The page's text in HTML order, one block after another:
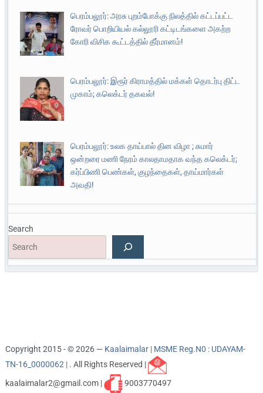
பெரம்பலூர்: அரசு புறம்போக்கு நிலத்தில் கட்டப்பட்ட
ரோவர் பொறியியல் கல்லூரி கட்டிடங்களை அகற்ற
கோரி விசிக கூட்டத்தில் தீர்மானம்!
பெரம்பலூர்: இரூர் கிராமத்தில் மக்கள் தொடர்பு திட்ட
முகாம்; கலெக்டர் தகவல்!
பெரம்பலூர்: உலக தாய்பால் தின விழா ; சுமார்
ஒன்றரை மணி நேரம் காலதாமதாக வந்த கலெக்டர்;
கர்ப்பிணி பெண்கள், குழந்தைகள், தாய்மார்கள்
அவதி!
Search
Copyright 2015 - © 2026 — Kaalaimalar | MSME Reg.N0 : UDAYAM-
TN-16_0000062 | . All Rights Reserved |
kaalaimalar2@gmail.com |
9003770497